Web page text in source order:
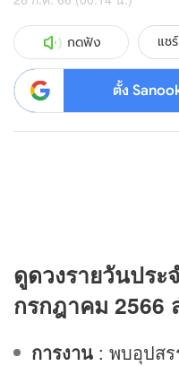
กดฟัง แชร์
ตั้ง
ดูดวงรายวันประ
กรกฎาคม 2566
การงาน : พบอุปส